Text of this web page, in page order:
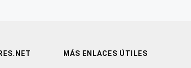
MÁS ENLACES ÚTILES